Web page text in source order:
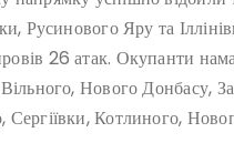
Русинового Яру та
26 атак. Окупанти
Нового Донбасу,
Котлиного,